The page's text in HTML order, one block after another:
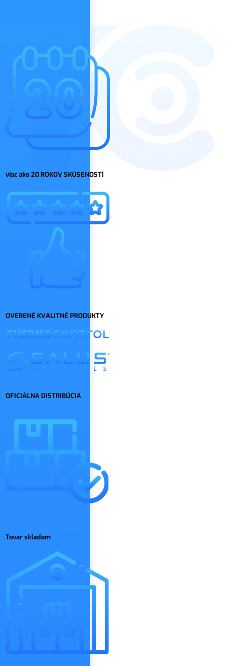
viac ako 20 ROKOV SKÚSENOSTÍ
OVERENÉ KVALITNÉ PRODUKTY
OFICIÁLNA DISTRIBÚCIA
Tovar skladom